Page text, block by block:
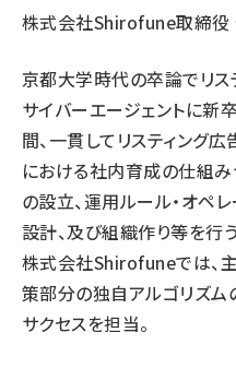
株式会社Shirofune取締役
京都大学時代の卒論でリス
サイバーエージェントに新
間、一貫してリスティング
における社内育成の仕組み
の設立、運用ルール・オペ
設計、及び組織作り等を行う
株式会社Shirofuneでは、
策部分の独自アルゴリズム
サクセスを担当。